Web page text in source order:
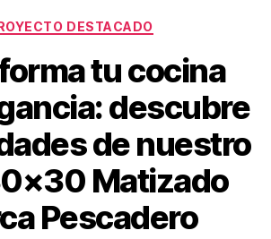
DESTACADO
tu cocina
descubre
de nuestro
Matizado
Pescadero